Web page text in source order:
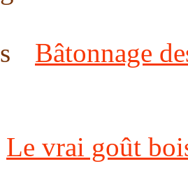
Bâtonnage
Le vrai goût